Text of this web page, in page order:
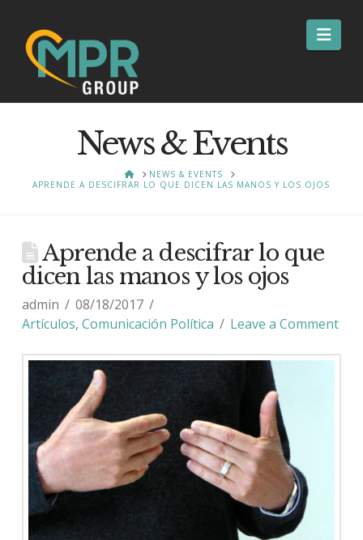
News & Events
HOMENEWS & EVENTS
APRENDE A DESCIFRAR LO QUE DICEN LAS MANOS Y LOS OJOS
Aprende a descifrar lo que
dicen las manos y los ojos
admin
08/18/2017
Artículos, Comunicación Política Leave a Comment